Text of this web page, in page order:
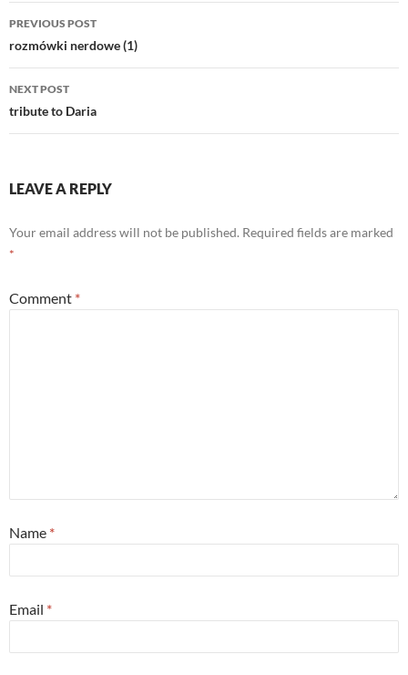
Post
navigation
PREVIOUS POST
rozmówki nerdowe (1)
NEXT POST
tribute to Daria
LEAVE A REPLY
Your email address will not be published. Required fields are marked
*
Comment *
Name *
Email *